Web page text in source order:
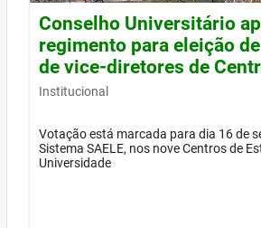
Conselho Universitário
regimento para eleição
de vice-diretores de
Institucional
Votação está marcada para dia 16 de
Sistema SAELE, nos nove Centros de
Universidade